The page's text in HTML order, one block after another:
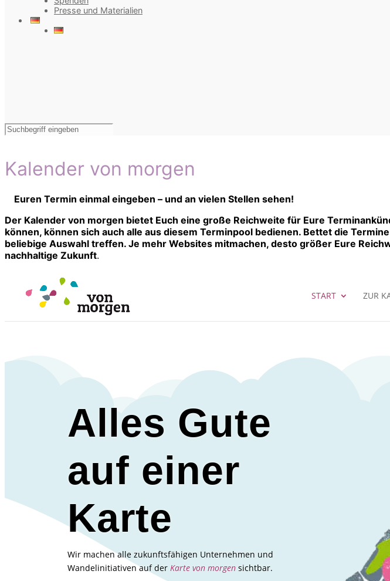
Presse und Materialien
Kalender von morgen
Euren Termin einmal eingeben – und an vielen Stellen sehen!
Der Kalender von morgen bietet Euch eine große Reichweite für Eure
können, können sich auch alle aus diesem Terminpool bedienen. Bettet die
beliebige Auswahl treffen. Je mehr Websites mitmachen, desto größer Eure
nachhaltige Zukunft.